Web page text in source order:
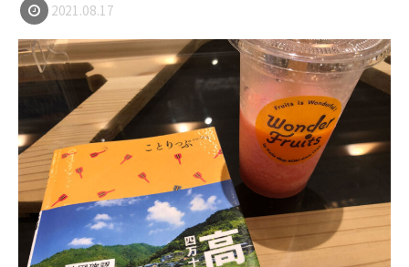
2021.08.17